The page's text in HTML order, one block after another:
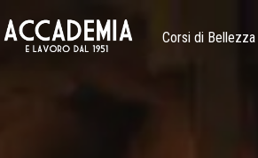
Corsi di Bellezza